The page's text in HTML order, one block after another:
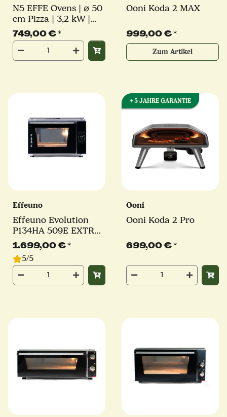
N5 EFFE Ovens | ⌀ 50
cm Pizza | 3,2 kW |
inkl. original Effeuno-
Stein | Elektro
Pizzaofen
749,00 €*
Ooni Koda 2 MAX
999,00 €*
Zum Artikel
Effeuno
Effeuno Evolution
P134HA 509E EXTRA
POWER | 3,6 kW |
inkl. original Effeuno-
Stein | Elektro
Pizzaofen
1.699,00 €*
5/5
+ 5 JAHRE GARANTIE
Ooni
Ooni Koda 2 Pro
699,00 €*